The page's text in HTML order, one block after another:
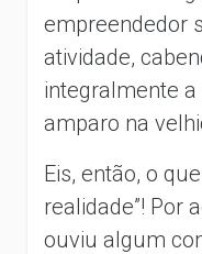
empreendedor
atividade,
integralmente
amparo na
Eis, então, o
realidade”! Por
ouviu algum